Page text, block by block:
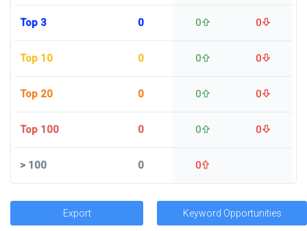
Top 3 0 0 0
Top 10 0 0 0
Top 20 0 0 0
Top 100 0 0 0
>100 0 0
Export Keyword Opportunities